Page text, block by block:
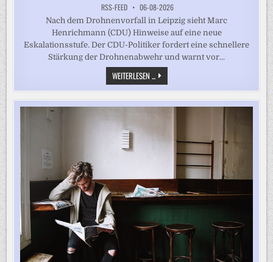
RSS-FEED 06-08-2026
Nach dem Drohnenvorfall in Leipzig sieht Marc
Henrichmann (CDU) Hinweise auf eine neue
Eskalationsstufe. Der CDU-Politiker fordert eine schnellere
Stärkung der Drohnenabwehr und warnt vor...
WEITERLESEN ...„ES
SPRICHT
VIEL
DAFÜR,
DASS
DIE
NÄCHSTE
ESKALATIONSSTUFE